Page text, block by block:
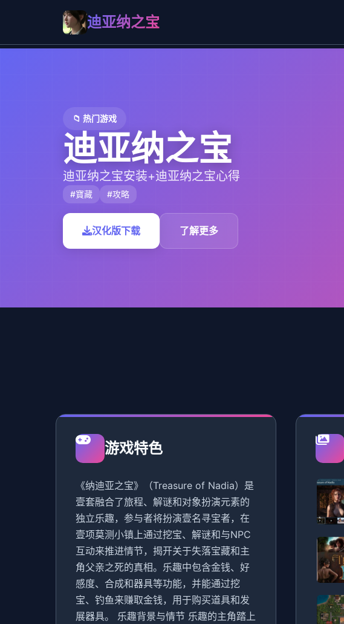
迪亚纳之宝
📁 热门游戏
迪亚纳之宝
迪亚纳之宝安装+迪亚纳之宝心得
#寶藏 #攻略
汉化版下载 了解更多
游戏特色
《纳迪亚之宝》（Treasure of Nadia）是
壹套融合了旅程、解谜和对象扮演元素的
独立乐趣，参与者将扮演壹名寻宝者，在
壹项莫测小镇上通过挖宝、解谜和与NPC
互动来推进情节，揭开关于失落宝藏和主
角父亲之死的真相。乐趣中包含金钱、好
感度、合成和器具等功能，并能通过挖
宝、钓鱼来赚取金钱，用于购买道具和发
展器具。 乐趣背景与情节 乐趣的主角踏上